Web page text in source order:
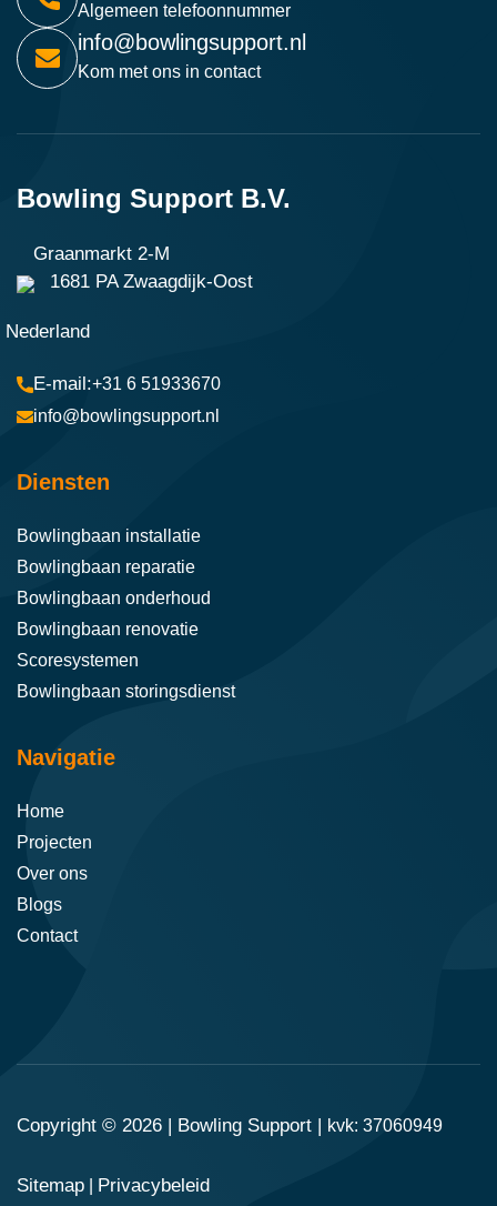
Algemeen telefoonnummer
info@bowlingsupport.nl
Kom met ons in contact
Bowling Support B.V.
Graanmarkt 2-M
1681 PA Zwaagdijk-Oost
Nederland
+31 6 51933670
info@bowlingsupport.nl
Diensten
Bowlingbaan installatie
Bowlingbaan reparatie
Bowlingbaan onderhoud
Bowlingbaan renovatie
Scoresystemen
Bowlingbaan storingsdienst
Navigatie
Home
Projecten
Over ons
Blogs
Contact
Copyright © 2026 | Bowling Support kvk: 37060949
Sitemap Privacybeleid